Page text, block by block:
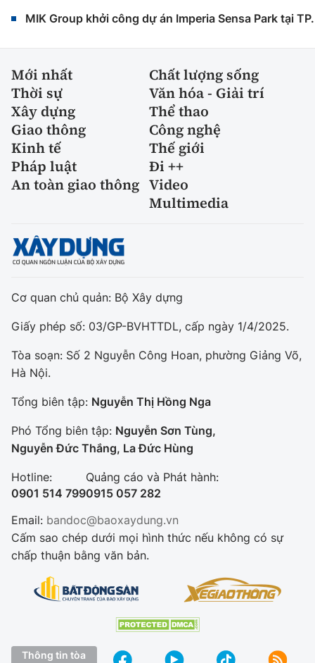
MIK Group khởi công dự án Imperia Sensa Park tại
Mới nhất
Chất lượng sống
Thời sự
Văn hóa - Giải trí
Xây dựng
Thể thao
Giao thông
Công nghệ
Kinh tế
Thế giới
Pháp luật
Đi ++
An toàn giao thông Video
Multimedia
Cơ quan chủ quản: Bộ Xây dựng
Giấy phép số: 03/GP-BVHTTDL, cấp ngày 1/4/2025.
Tòa soạn: Số 2 Nguyễn Công Hoan, phường Giảng Võ,
Hà Nội.
Tổng biên tập: Nguyễn Thị Hồng Nga
Phó Tổng biên tập: Nguyễn Sơn Tùng,
Nguyễn Đức Thắng, La Đức Hùng
Hotline:
0901 514 799
Quảng cáo và Phát hành:
0915 057 282
Email: bandoc@baoxaydung.vn
Cấm sao chép dưới mọi hình thức nếu không có sự
chấp thuận bằng văn bản.
Thông tin tòa